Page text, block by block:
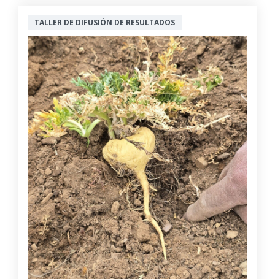
TALLER DE DIFUSIÓN DE RESULTADOS